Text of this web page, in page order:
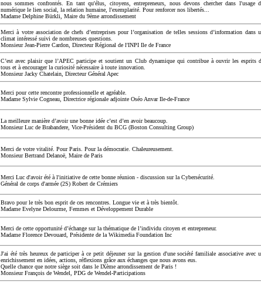
nous sommes confrontés. En tant qu'élus, citoyens, entrepreneurs, nous devons chercher dans l'usage
numérique le lien social, la relation humaine, l'exemplarité. Pour renforcer nos libertés...
Madame Delphine Bürkli, Maire du 9ème arrondissement
Merci à votre association de chefs d’entreprises pour l’organisation de telles sessions d’information dans
climat intéressé suivi de nombreuses questions.
Monsieur Jean-Pierre Cardon, Directeur Régional de l'INPI Ile de France
C’est avec plaisir que l’APEC participe et soutient un Club dynamique qui contribue à ouvrir les esprits
tous et à encourager la curiosité nécessaire à toute innovation.
Monsieur Jacky Chatelain, Directeur Général Apec
Merci pour cette rencontre professionnelle et agréable.
Madame Sylvie Cogneau, Directrice régionale adjointe Oséo Anvar Ile-de-France
La meilleure manière d’avoir une bonne idée c’est d’en avoir beaucoup.
Monsieur Luc de Brabandere, Vice-Président du BCG (Boston Consulting Group)
Merci de votre vitalité. Pour Paris. Pour la démocratie. Chaleureusement.
Monsieur Bertrand Delanoë, Maire de Paris
Merci Luc d'avoir été à l'initiative de cette bonne réunion - discussion sur la Cybersécurité.
Général de corps d'armée (2S) Robert de Crémiers
Bravo pour le très bon esprit de ces rencontres. Longue vie et à très bientôt.
Madame Evelyne Delourme, Femmes et Développement Durable
Merci de cette opportunité d’échange sur la thématique de l’individu citoyen et entrepreneur.
Madame Florence Devouard, Présidente de la Wikimedia Foundation Inc
J'ai été très heureux de participer à ce petit déjeuner sur la gestion d'une société familiale associative avec
enrichissement en idées, actions, réflexions grâce aux échanges que nous avons eus.
Quelle chance que notre siège soit dans le IXème arrondissement de Paris !
Monsieur François de Wendel, PDG de Wendel-Participations